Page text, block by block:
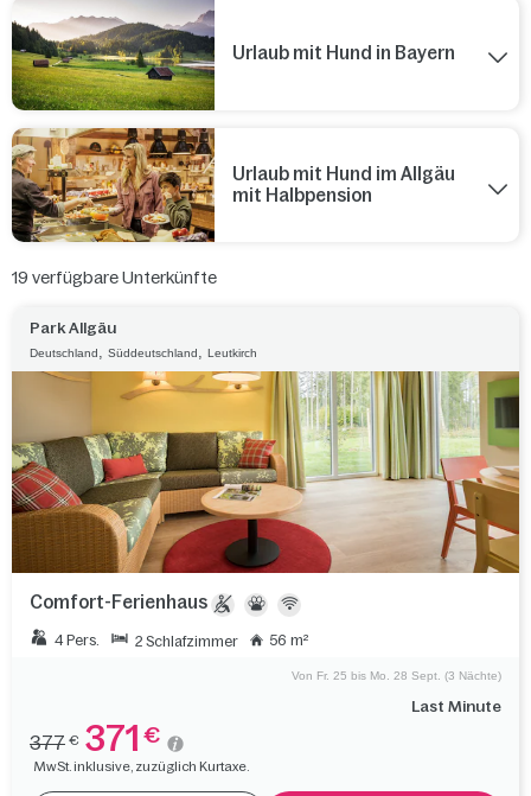
Urlaub mit Hund in Bayern
Urlaub mit Hund im Allgäu
mit Halbpension
19 verfügbare Unterkünfte
Park Allgäu
Deutschland, Süddeutschland, Leutkirch
Comfort-Ferienhaus
4 Pers. 2 Schlafzimmer 56 m²
Last Minute
Von Fr. 25 bis Mo. 28 Sept. (3 Nächte)
377 € 371 €
MwSt. inklusive, zuzüglich Kurtaxe.